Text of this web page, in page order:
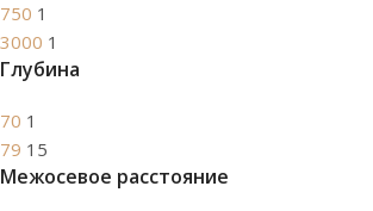
750 1
3000 1
Глубина
70 1
79 15
Межосевое расстояние